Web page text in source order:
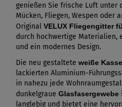
genießen Sie frische Luft unter
Mücken, Fliegen, Wespen oder
Original VELUX Fliegengitter
durch hochwertige Materialien,
und ein modernes Design.
Die neu gestaltete weiße
lackierten Aluminium-
in nahezu jede
dunkelgraue Glasfasergewebe
langlebig und bietet eine